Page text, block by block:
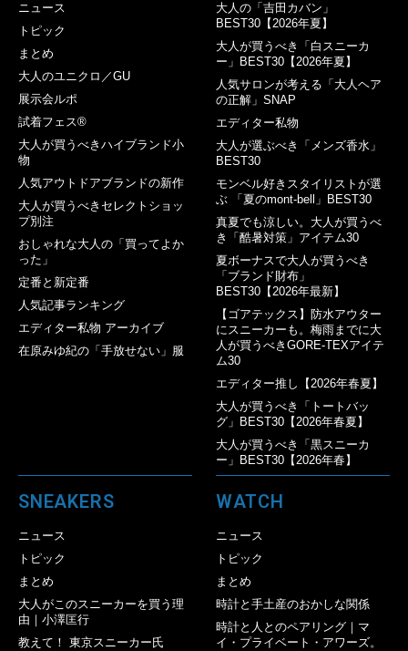
ニュース
トピック
まとめ
大人のユニクロ／GU
展示会ルポ
試着フェス®︎
大人が買うべきハイブランド小
物
人気アウトドアブランドの新作
大人が買うべきセレクトショッ
プ別注
おしゃれな大人の「買ってよか
った」
定番と新定番
人気記事ランキング
エディター私物 アーカイブ
在原みゆ紀の「手放せない」服
大人の「吉田カバン」
BEST30【2026年夏】
大人が買うべき「白スニーカ
ー」BEST30【2026年夏】
人気サロンが考える「大人ヘア
の正解」SNAP
エディター私物
大人が選ぶべき「メンズ香水」
BEST30
モンベル好きスタイリストが選
ぶ 「夏のmont-bell」BEST30
真夏でも涼しい。大人が買うべ
き「酷暑対策」アイテム30
夏ボーナスで大人が買うべき
「ブランド財布」
BEST30【2026年最新】
【ゴアテックス】防水アウター
にスニーカーも。梅雨までに大
人が買うべきGORE-TEXアイテ
ム30
エディター推し【2026年春夏】
大人が買うべき「トートバッ
グ」BEST30【2026年春夏】
大人が買うべき「黒スニーカ
ー」BEST30【2026年春】
SNEAKERS
ニュース
トピック
まとめ
大人がこのスニーカーを買う理
由｜小澤匡行
教えて！ 東京スニーカー氏
WATCH
ニュース
トピック
まとめ
時計と手土産のおかしな関係
時計と人とのペアリング｜マ
イ・プライベート・アワーズ。